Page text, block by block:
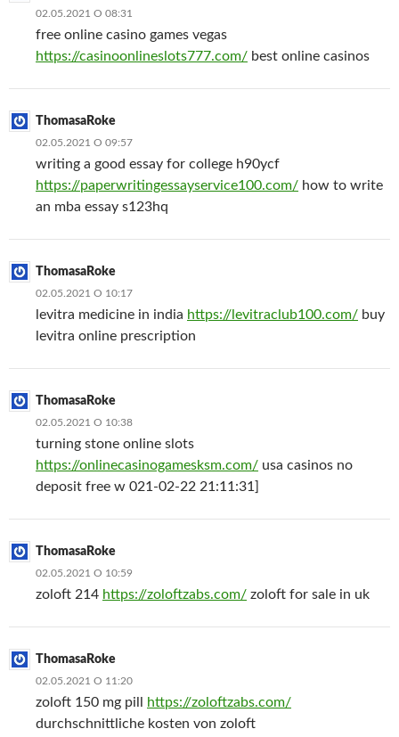
02.05.2021 О 08:31
free online casino games vegas
https://casinoonlineslots777.com/ best online casinos
ThomasaRoke
02.05.2021 О 09:57
writing a good essay for college h90ycf
https://paperwritingessayservice100.com/ how to write
an mba essay s123hq
ThomasaRoke
02.05.2021 О 10:17
levitra medicine in india https://levitraclub100.com/ buy
levitra online prescription
ThomasaRoke
02.05.2021 О 10:38
turning stone online slots
https://onlinecasinogamesksm.com/ usa casinos no
deposit free w 021-02-22 21:11:31]
ThomasaRoke
02.05.2021 О 10:59
zoloft 214 https://zoloftzabs.com/ zoloft for sale in uk
ThomasaRoke
02.05.2021 О 11:20
zoloft 150 mg pill
https://zoloftzabs.com/
durchschnittliche kosten von zoloft